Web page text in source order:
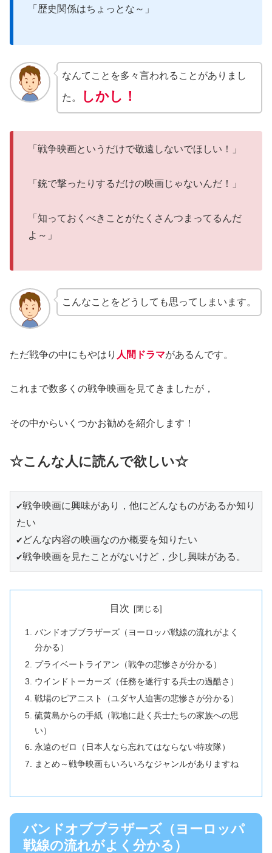
「歴史関係はちょっとな～」
なんてことを多々言われることがありまし
た。 しかし！
「戦争映画というだけで敬遠しないでほしい！」
「銃で撃ったりするだけの映画じゃないんだ！」
「知っておくべきことがたくさんつまってるんだ
よ～」
こんなことをどうしても思ってしまいます。
ただ戦争の中にもやはり 人間ドラマがあるんです。
これまで数多くの戦争映画を見てきましたが，
その中からいくつかお勧めを紹介します！
☆こんな人に読んで欲しい☆
✔戦争映画に興味があり，他にどんなものがあるか知り
たい
✔どんな内容の映画なのか概要を知りたい
✔戦争映画を見たことがないけど，少し興味がある。
目次
バンドオブブラザーズ（ヨーロッパ戦線の流れがよく
分かる）
プライベートライアン（戦争の悲惨さが分かる）
ウインドトーカーズ（任務を遂行する兵士の過酷さ）
戦場のピアニスト（ユダヤ人迫害の悲惨さが分かる）
硫黄島からの手紙（戦地に赴く兵士たちの家族への思
い）
永遠のゼロ（日本人なら忘れてはならない特攻隊）
まとめ～戦争映画もいろいろなジャンルがありますね
バンドオブブラザーズ（ヨーロッパ
戦線の流れがよく分かる）